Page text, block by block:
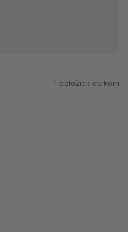
1 položiek celkom